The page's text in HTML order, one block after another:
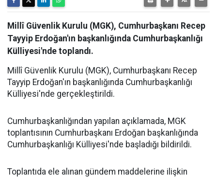
Millî Güvenlik Kurulu (MGK), Cumhurbaşkanı Recep
Tayyip Erdoğan'ın başkanlığında Cumhurbaşkanlığı
Külliyesi'nde toplandı.
Millî Güvenlik Kurulu (MGK), Cumhurbaşkanı Recep
Tayyip Erdoğan'ın başkanlığında Cumhurbaşkanlığı
Külliyesi'nde gerçekleştirildi.
Cumhurbaşkanlığından yapılan açıklamada, MGK
toplantısının Cumhurbaşkanı Erdoğan başkanlığında
Cumhurbaşkanlığı Külliyesi'nde başladığı bildirildi.
Toplantıda ele alınan gündem maddelerine ilişkin